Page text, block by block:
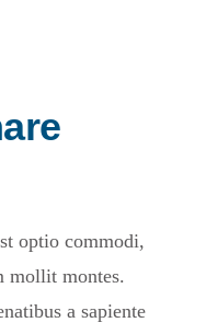
optio commodi,
mollit montes.
a sapiente